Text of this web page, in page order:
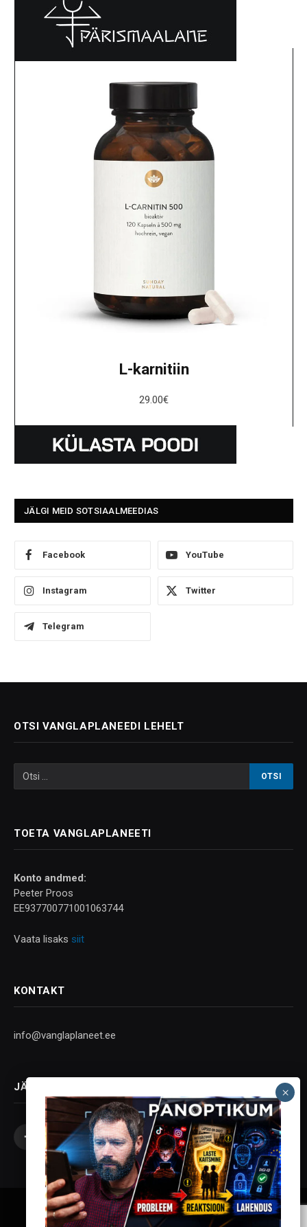
L-karnitiin
29.00€
JÄLGI MEID SOTSIAALMEEDIAS
Facebook YouTube
Instagram Twitter
Telegram
OTSI VANGLAPLANEEDI LEHELT
TOETA VANGLAPLANEETI
Konto andmed:
Peeter Proos
EE937700771001063744
Vaata lisaks siit
KONTAKT
info@vanglaplaneet.ee
JÄLGI SOTSIAALMEEDIAS
Facebook
X
(Twitter)
InstagramYouTubeTelegram
Vanglaplaneet - Vastupanu Vaim